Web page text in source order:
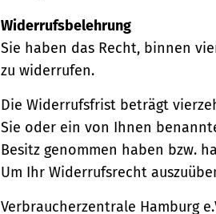
Widerrufsbelehrung
Sie haben das Recht, binnen
zu widerrufen.
Die Widerrufsfrist beträgt
Sie oder ein von Ihnen
Besitz genommen haben bzw.
Um Ihr Widerrufsrecht
Verbraucherzentrale Hamburg